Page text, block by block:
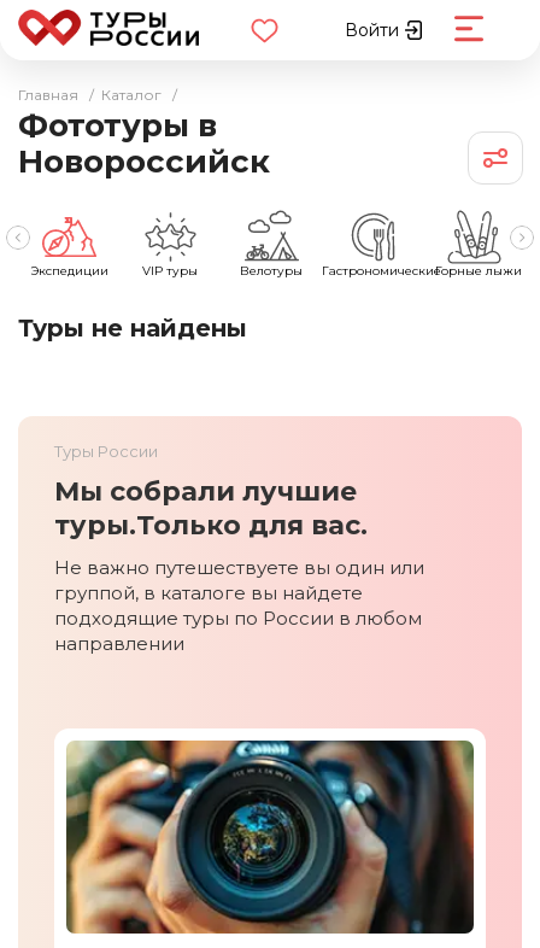
Войти
Главная / Каталог /
Фототуры в
Новороссийск
Экспедиции VIP туры Велотуры ГастрономическиеГорные лыжи
Туры не найдены
Туры России
Мы собрали лучшие
туры.Только для вас.
Не важно путешествуете вы один или
группой, в каталоге вы найдете
подходящие туры по России в любом
направлении